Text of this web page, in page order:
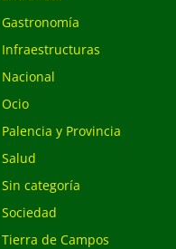
Gastronomía
Infraestructuras
Nacional
Ocio
Palencia y Provincia
Salud
Sin categoría
Sociedad
Tierra de Campos